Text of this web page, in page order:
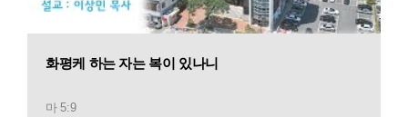
화평케 하는 자는 복이 있나니
마 5:9